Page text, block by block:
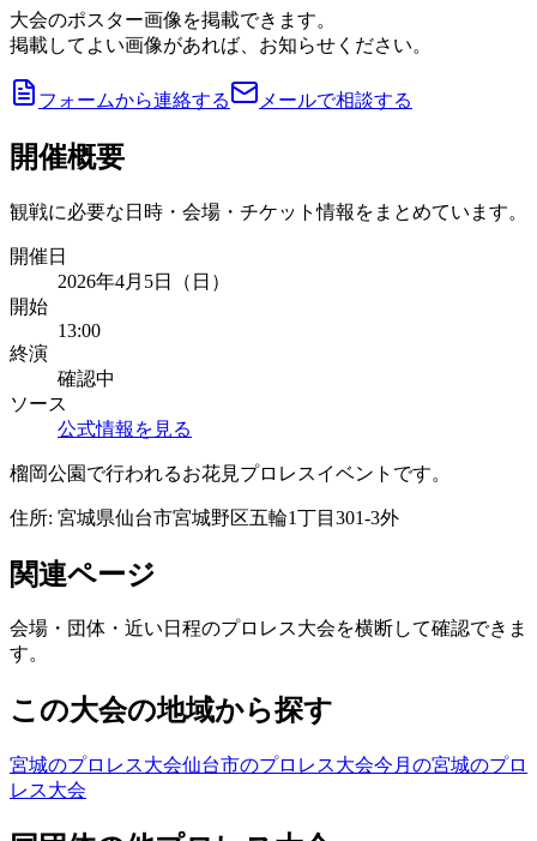
大会のポスター画像を掲載できます。
掲載してよい画像があれば、お知らせください。
フォームから連絡する メールで相談する
開催概要
観戦に必要な日時・会場・チケット情報をまとめています。
開催日
2026年4月5日（日）
開始
13:00
終演
確認中
ソース
公式情報を見る
榴岡公園で行われるお花見プロレスイベントです。
住所: 宮城県仙台市宮城野区五輪1丁目301-3外
関連ページ
会場・団体・近い日程のプロレス大会を横断して確認できま
す。
この大会の地域から探す
宮城のプロレス大会仙台市のプロレス大会今月の宮城のプロ
レス大会